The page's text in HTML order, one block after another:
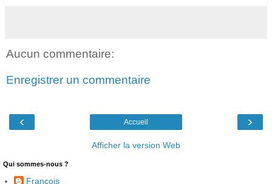
Aucun commentaire:
Enregistrer un commentaire
‹ ›
Accueil
Afficher la version Web
Qui sommes-nous ?
François